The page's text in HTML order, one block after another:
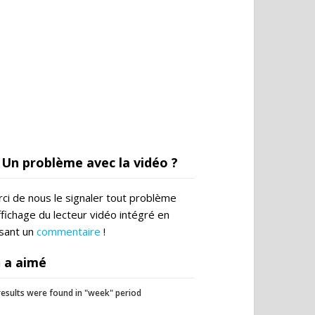
Un problème avec la vidéo ?
de nous le signaler tout problème
du lecteur vidéo intégré en
un commentaire !
a aimé
were found in "week" period